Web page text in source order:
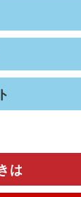
は